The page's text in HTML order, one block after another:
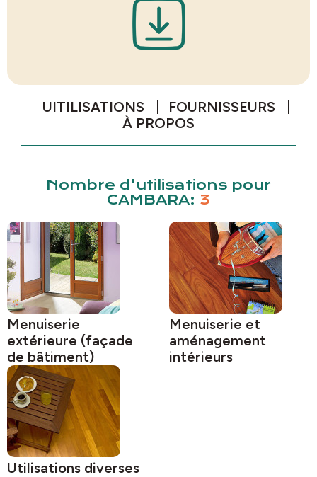
UITILISATIONS
FOURNISSEURS
À PROPOS
Nombre d'utilisations pour
CAMBARA: 3
Menuiserie
extérieure (façade
de bâtiment)
Menuiserie et
aménagement
intérieurs
Utilisations diverses